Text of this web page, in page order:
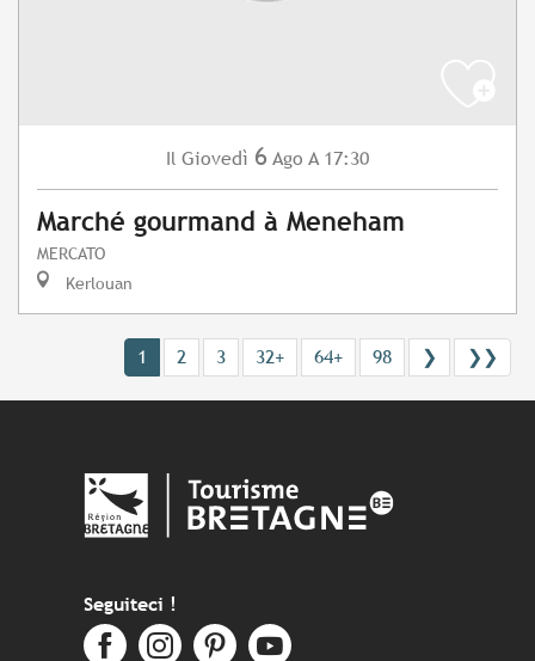
Il Giovedì 6 Ago A 17:30
Marché gourmand à Meneham
MERCATO
Kerlouan
1 2 3 32+ 64+ 98 ❯ ❯❯
Seguiteci !